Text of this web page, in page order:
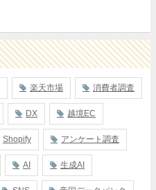
楽天市場 消費者調査
DX 越境EC
Shopify アンケート調査
AI 生成AI